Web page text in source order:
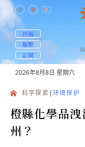
投稿
聯繫
訂閱
2026年8月8日 星期六
科学探索 环境保护
橙縣化學品
州？